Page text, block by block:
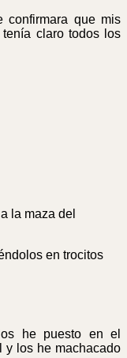
confirmara que mis
claro todos los
la maza del
en trocitos
he puesto en el
y los he machacado